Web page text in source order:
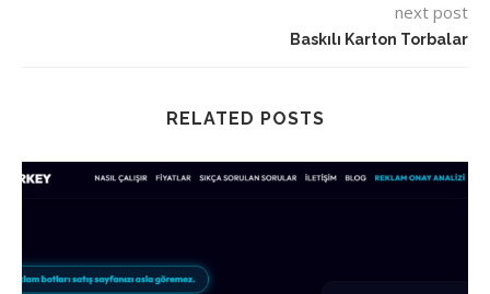
next post
Baskılı Karton Torbalar
RELATED POSTS